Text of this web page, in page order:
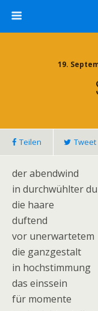
19.
Teilen Tweet
der abendwind
in durchwühlter
die haare
duftend
vor unerwartetem
die ganzgestalt
in hochstimmung
das einssein
für momente